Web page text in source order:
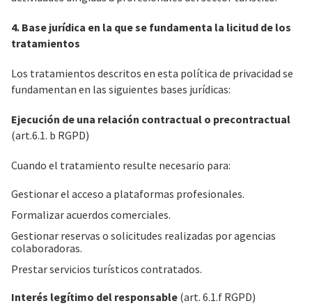
4. Base jurídica en la que se fundamenta la licitud de los
tratamientos
Los tratamientos descritos en esta política de privacidad se
fundamentan en las siguientes bases jurídicas:
Ejecución de una relación contractual o precontractual
(art.6.1. b RGPD)
Cuando el tratamiento resulte necesario para:
Gestionar el acceso a plataformas profesionales.
Formalizar acuerdos comerciales.
Gestionar reservas o solicitudes realizadas por agencias
colaboradoras.
Prestar servicios turísticos contratados.
Interés legítimo del responsable (art. 6.1.f RGPD)